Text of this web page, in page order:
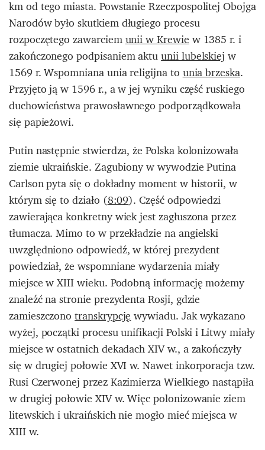
km od tego miasta.Powstanie Rzeczpospolitej Obojga
Narodów było skutkiem długiego procesu
rozpoczętego zawarciemunii w Krewiew 1385 r. i
zakończonego podpisaniem aktuunii lubelskiejw
1569 r. Wspomniana unia religijna tounia brzeska.
Przyjęto ją w 1596 r., a w jej wyniku część ruskiego
duchowieństwa prawosławnego podporządkowała
się papieżowi.
Putin następnie stwierdza, że Polska kolonizowała
ziemie ukraińskie. Zagubiony w wywodzie Putina
Carlson pyta się o dokładny moment w historii, w
którym się to działo (8:09). Część odpowiedzi
zawierająca konkretny wiek jest zagłuszona przez
tłumacza. Mimo to w przekładzie na angielski
uwzględniono odpowiedź, w której prezydent
powiedział, że wspomniane wydarzenia miały
miejsce w XIII wieku. Podobną informację możemy
znaleźć na stronie prezydenta Rosji, gdzie
zamieszczonotranskrypcjęwywiadu. Jak wykazano
wyżej, początki procesu unifikacji Polski i Litwy miały
miejsce w ostatnich dekadach XIV w., a zakończyły
się w drugiej połowie XVI w. Nawet inkorporacja tzw.
Rusi Czerwonej przez Kazimierza Wielkiego nastąpiła
w drugiej połowie XIV w. Więc polonizowanie ziem
litewskich i ukraińskich nie mogło mieć miejsca w
XIII w.